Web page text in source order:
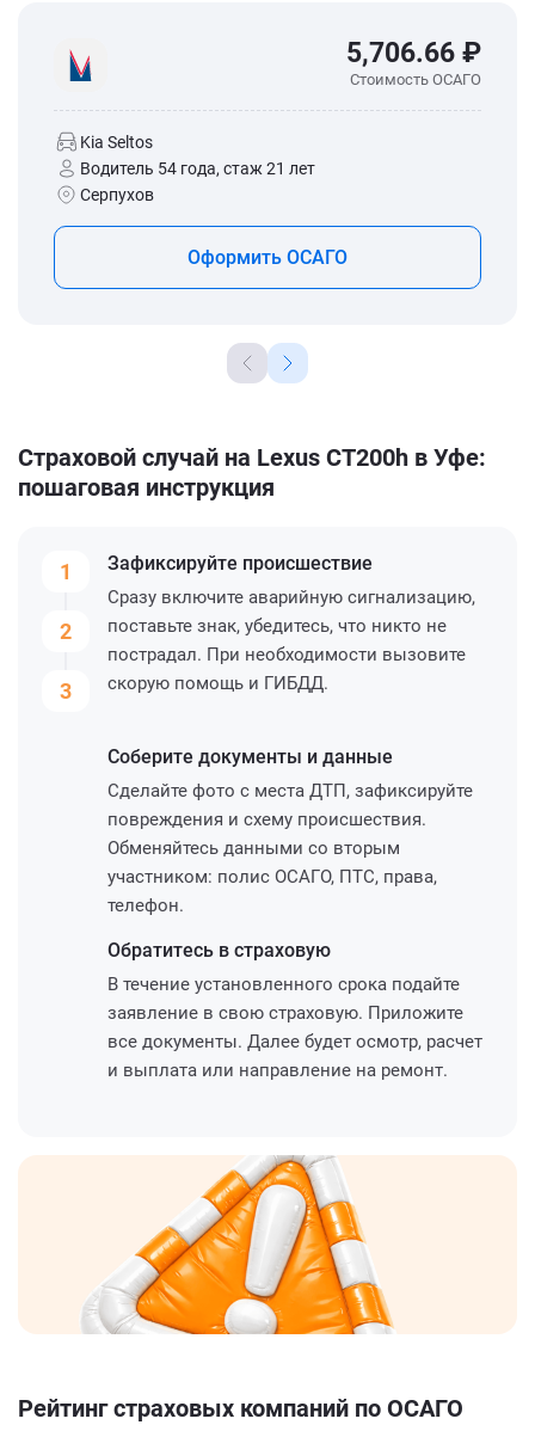
5,706.66 ₽
Стоимость ОСАГО
Kia Seltos
Водитель 54 года, стаж 21 лет
Серпухов
Оформить ОСАГО
Страховой случай на Lexus CT200h в Уфе:
пошаговая инструкция
1
2
3
Зафиксируйте происшествие
Сразу включите аварийную сигнализацию,
поставьте знак, убедитесь, что никто не
пострадал. При необходимости вызовите
скорую помощь и ГИБДД.
Соберите документы и данные
Сделайте фото с места ДТП, зафиксируйте
повреждения и схему происшествия.
Обменяйтесь данными со вторым
участником: полис ОСАГО, ПТС, права,
телефон.
Обратитесь в страховую
В течение установленного срока подайте
заявление в свою страховую. Приложите
все документы. Далее будет осмотр, расчет
и выплата или направление на ремонт.
Рейтинг страховых компаний по ОСАГО